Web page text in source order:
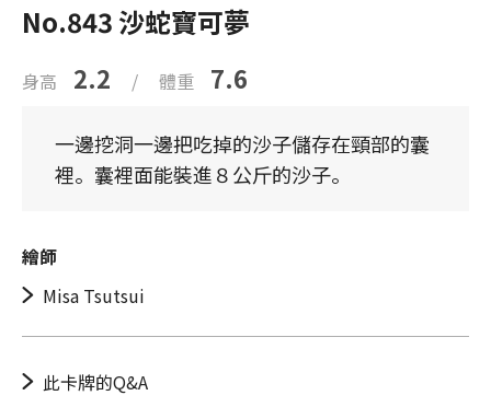
No.843 沙蛇寶可夢
身高 2.2 / 體重 7.6
一邊挖洞一邊把吃掉的沙子儲存在頸部的囊
裡。囊裡面能裝進８公斤的沙子。
繪師
Misa Tsutsui
此卡牌的Q&A